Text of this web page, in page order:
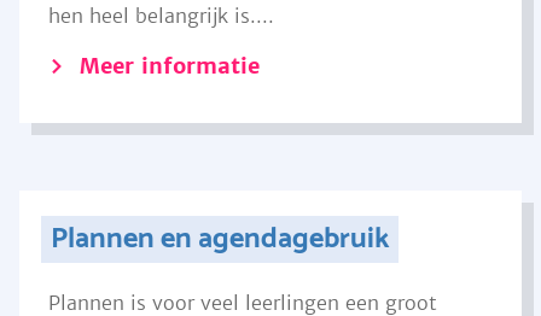
hen heel belangrijk is....
Meer informatie
Plannen en agendagebruik
Plannen is voor veel leerlingen een groot